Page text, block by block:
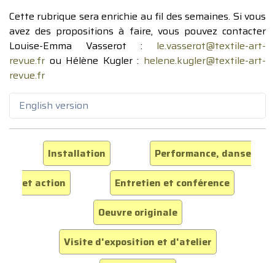
Cette rubrique sera enrichie au fil des semaines. Si vous
avez des propositions à faire, vous pouvez contacter
Louise-Emma Vasserot : le.vasserot@textile-art-
revue.fr ou Hélène Kugler : helene.kugler@textile-art-
revue.fr
English version
Installation
Performance, danse
et action
Entretien et conférence
Oeuvre originale
Visite d'exposition et d'atelier